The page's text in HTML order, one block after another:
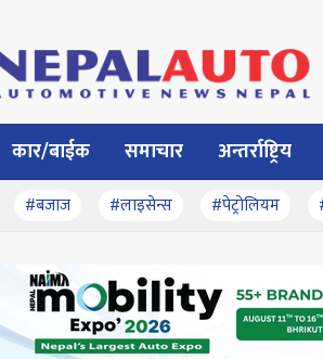
कार/बाईक समाचार अन्तर्राष्ट्रिय
#बजाज #लाइसेन्स #पेट्रोलियम